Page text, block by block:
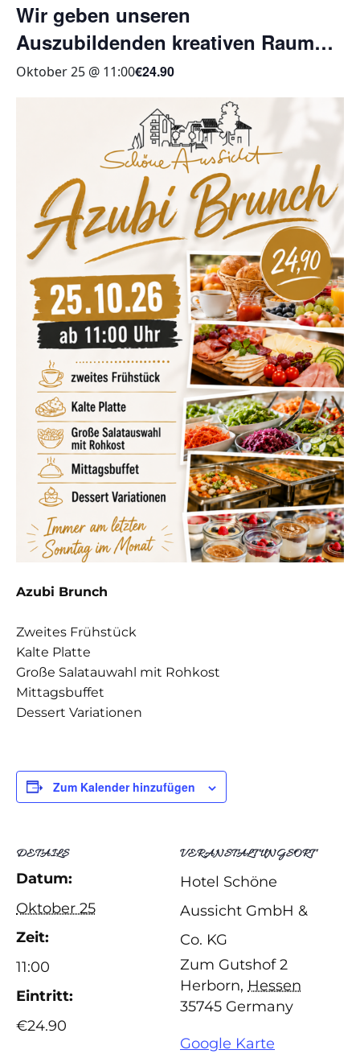
Wir geben unseren
Auszubildenden kreativen Raum…
Oktober 25 @ 11:00€24.90
Azubi Brunch
Zweites Frühstück
Kalte Platte
Große Salatauwahl mit Rohkost
Mittagsbuffet
Dessert Variationen
Zum Kalender hinzufügen
DETAILS
Datum:
Oktober 25
Zeit:
11:00
Eintritt:
€24.90
VERANSTALTUNGSORT
Hotel Schöne
Aussicht GmbH &
Co. KG
Zum Gutshof 2
Herborn, Hessen
35745 Germany
Google Karte